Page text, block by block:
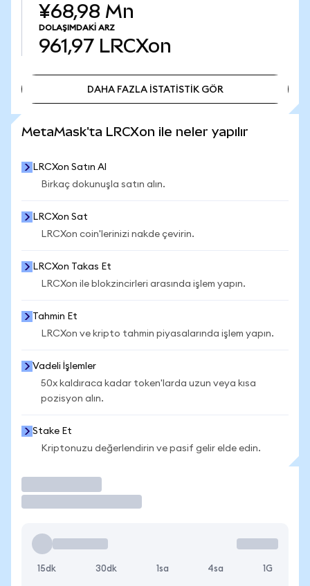
¥68,98 Mn
DOLAŞIMDAKI ARZ
961,97 LRCXon
DAHA FAZLA İSTATİSTİK GÖR
MetaMask'ta LRCXon ile neler yapılır
LRCXon Satın Al
Birkaç dokunuşla satın alın.
LRCXon Sat
LRCXon coin'lerinizi nakde çevirin.
LRCXon Takas Et
LRCXon ile blokzincirleri arasında işlem yapın.
Tahmin Et
LRCXon ve kripto tahmin piyasalarında işlem yapın.
Vadeli İşlemler
50x kaldıraca kadar token'larda uzun veya kısa
pozisyon alın.
Stake Et
Kriptonuzu değerlendirin ve pasif gelir elde edin.
15dk 30dk 1sa 4sa 1G